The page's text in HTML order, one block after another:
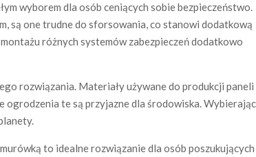
wyborem dla osób ceniących sobie bezpieczeństwo.
są one trudne do sforsowania, co stanowi dodatkową
różnych systemów zabezpieczeń dodatkowo
rozwiązania. Materiały używane do produkcji paneli
ogrodzenia te są przyjazne dla środowiska. Wybierając
to idealne rozwiązanie dla osób poszukujących